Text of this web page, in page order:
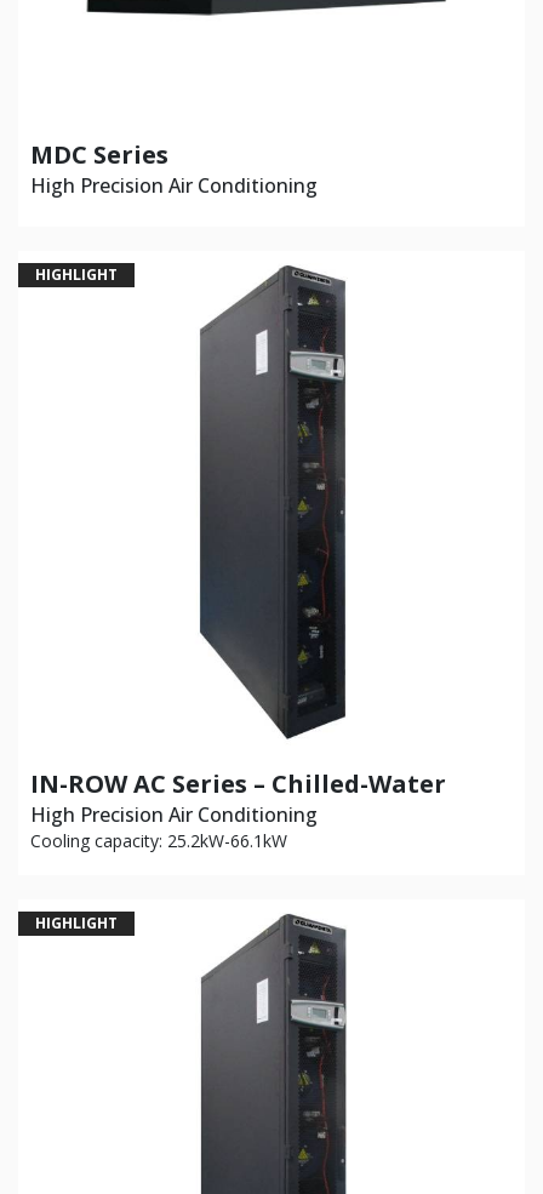
MDC Series
High Precision Air Conditioning
HIGHLIGHT
IN-ROW AC Series – Chilled-Water
High Precision Air Conditioning
Cooling capacity: 25.2kW-66.1kW
HIGHLIGHT